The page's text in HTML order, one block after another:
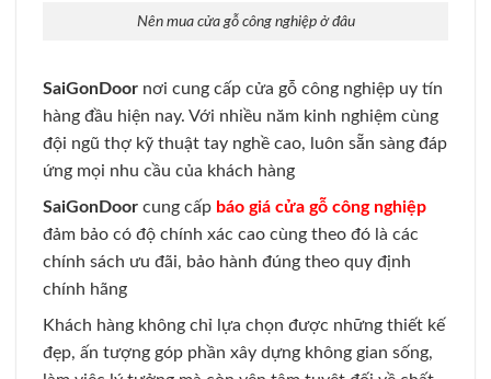
Nên mua cửa gỗ công nghiệp ở đâu
SaiGonDoor nơi cung cấp cửa gỗ công nghiệp uy tín
hàng đầu hiện nay. Với nhiều năm kinh nghiệm cùng
đội ngũ thợ kỹ thuật tay nghề cao, luôn sẵn sàng đáp
ứng mọi nhu cầu của khách hàng
SaiGonDoor cung cấp báo giá cửa gỗ công nghiệp
đảm bảo có độ chính xác cao cùng theo đó là các
chính sách ưu đãi, bảo hành đúng theo quy định
chính hãng
Khách hàng không chỉ lựa chọn được những thiết kế
đẹp, ấn tượng góp phần xây dựng không gian sống,